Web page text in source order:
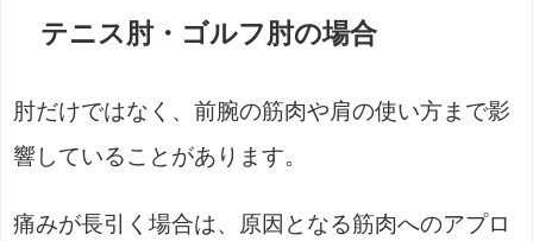
テニス肘・ゴルフ肘の場合
肘だけではなく、前腕の筋肉や肩の使い方まで影
響していることがあります。
痛みが長引く場合は、原因となる筋肉へのアプロ